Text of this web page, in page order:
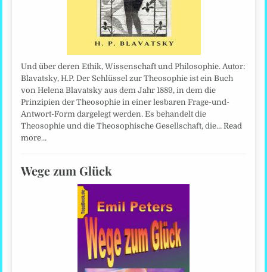
Und über deren Ethik, Wissenschaft und Philosophie. Autor:
Blavatsky, H.P. Der Schlüssel zur Theosophie ist ein Buch
von Helena Blavatsky aus dem Jahr 1889, in dem die
Prinzipien der Theosophie in einer lesbaren Frage-und-
Antwort-Form dargelegt werden. Es behandelt die
Theosophie und die Theosophische Gesellschaft, die…Read
more…
Wege zum Glück